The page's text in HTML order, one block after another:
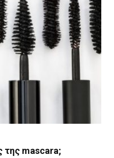
της mascara;